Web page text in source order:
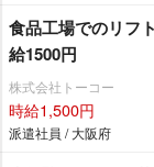
食品工場でのリフ
給1500円
株式会社トーコー
時給1,500円
派遣社員 / 大阪府